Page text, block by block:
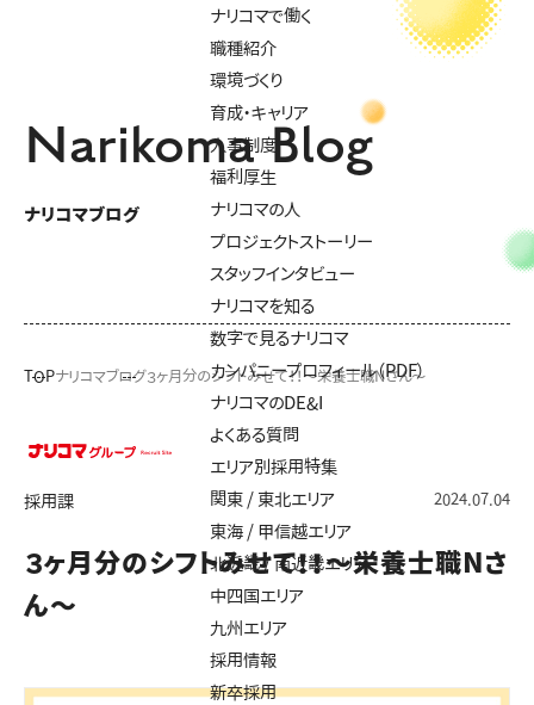
ナリコマで働く
職種紹介
環境づくり
育成・キャリア
人事制度
福利厚生
ナリコマの人
プロジェクトストーリー
スタッフインタビュー
ナリコマを知る
数字で見るナリコマ
カンパニープロフィール（PDF）
ナリコマのDE&I
よくある質問
エリア別採用特集
関東 / 東北エリア
東海 / 甲信越エリア
北近畿 / 南近畿エリア
中四国エリア
九州エリア
採用情報
新卒採用
Narikoma Blog
ナリコマブログ
TOPナリコマブログ３ヶ月分のシフトみせて！！～栄養士職Nさん～
採用課 2024.07.04
３ヶ月分のシフトみせて！！～栄養士職Nさ
ん～